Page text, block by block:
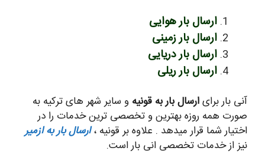
ارسال بار هوایی
ارسال بار زمینی
ارسال بار دریایی
ارسال بار ریلی
آنی بار برایارسال بار به قونیه و سایر شهر های ترکیه به
صورت همه روزه بهترین و تخصصی ترین خدمات را در
اختیار شما قرار میدهد . علاوه بر قونیه ،ارسال بار به ازمیر
نیز از خدمات تخصصی انی بار است.